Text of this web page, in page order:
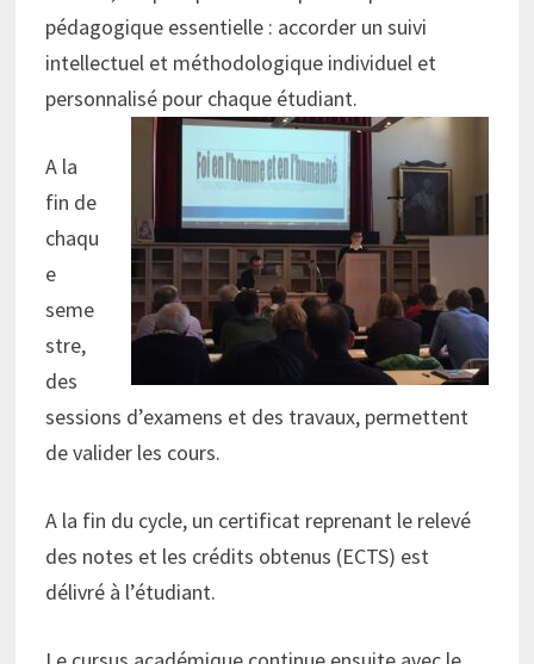
pédagogique essentielle : accorder un suivi
intellectuel et méthodologique individuel et
personnalisé pour chaque étudiant.
A la
fin de
chaqu
e
seme
stre,
des
sessions d’examens et des travaux, permettent
de valider les cours.
A la fin du cycle, un certificat reprenant le relevé
des notes et les crédits obtenus (ECTS) est
délivré à l’étudiant.